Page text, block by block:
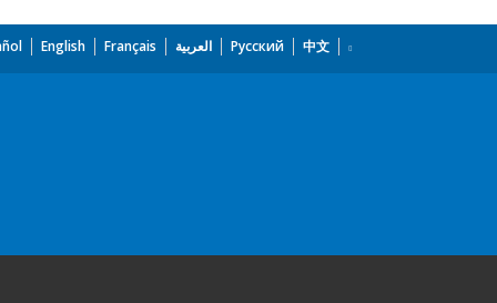
English Français العربية Русский 中文